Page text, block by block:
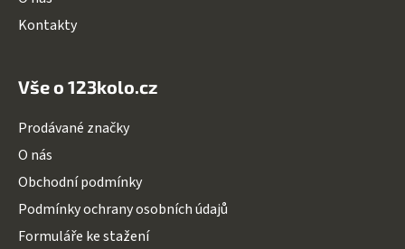
Kontakty
Vše o 123kolo.cz
Prodávané značky
O nás
Obchodní podmínky
Podmínky ochrany osobních údajů
Formuláře ke stažení